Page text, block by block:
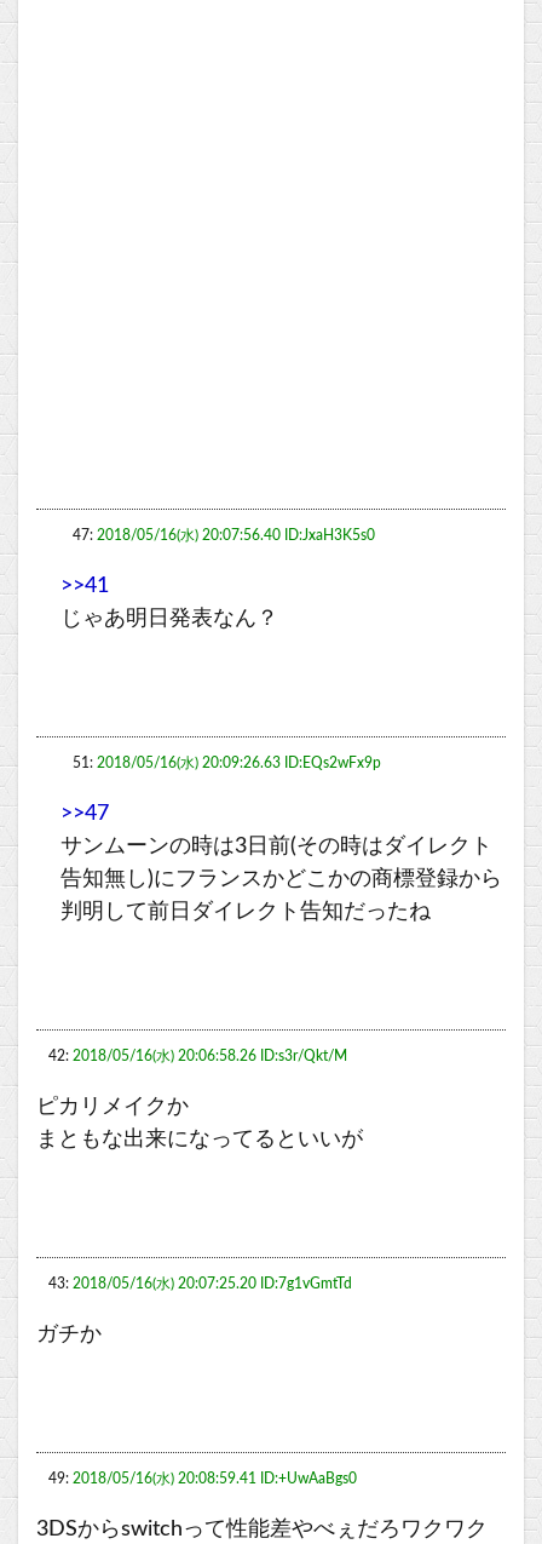
47: 2018/05/16(水) 20:07:56.40 ID:JxaH3K5s0
>>41
じゃあ明日発表なん？
51: 2018/05/16(水) 20:09:26.63 ID:EQs2wFx9p
>>47
サンムーンの時は3日前(その時はダイレクト
告知無し)にフランスかどこかの商標登録から
判明して前日ダイレクト告知だったね
42: 2018/05/16(水) 20:06:58.26 ID:s3r/Qkt/M
ピカリメイクか
まともな出来になってるといいが
43: 2018/05/16(水) 20:07:25.20 ID:7g1vGmtTd
ガチか
49: 2018/05/16(水) 20:08:59.41 ID:+UwAaBgs0
3DSからswitchって性能差やべぇだろワクワク